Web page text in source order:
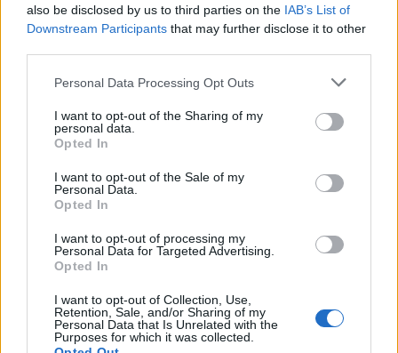
also be disclosed by us to third parties on the IAB’s List of
Downstream Participants that may further disclose it to other
Please note that this website/app uses one or more Google
not limited to your visit or usage behaviour. You may click to
grant or deny consent to Google and its third-party tags to
use your data for below specified purposes in below Google
consent section.
Personal Data Processing Opt Outs
I want to opt-out of the Sharing of my
personal data.
Opted In
I want to opt-out of the Sale of my
Personal Data.
Opted In
I want to opt-out of processing my
Personal Data for Targeted Advertising.
Opted In
I want to opt-out of Collection, Use,
Retention, Sale, and/or Sharing of my
Personal Data that Is Unrelated with the
Purposes for which it was collected.